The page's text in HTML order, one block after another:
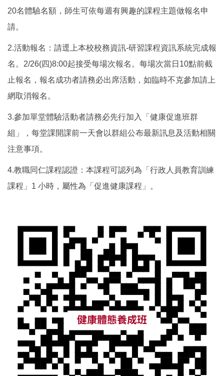
20名體驗名額，師生可依每週有興趣的課程主題做報名申
請。
2.活動報名：請逕上本校校務資訊-研習課程資訊系統完成報
名。2/26(四)8:00起接受每場次報名。每場次當日10點前截
止報名，報名成功者請務必出席活動，如臨時不克參加請上
網取消報名。
3.參加單堂體驗活動者請務必先行加入「健康促進班群
組」，每堂課開課前一天會以群組公布最新訊息及活動相關
注意事項。
4.教職同仁課程認證：本課程可認列為「行政人員教育訓練
課程」1 小時，屬性為「促進健康課程」。